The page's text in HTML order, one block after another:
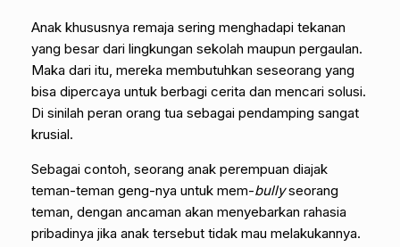
Anak khususnya remaja sering menghadapi tekanan
yang besar dari lingkungan sekolah maupun pergaulan.
Maka dari itu, mereka membutuhkan seseorang yang
bisa dipercaya untuk berbagi cerita dan mencari solusi.
Di sinilah peran orang tua sebagai pendamping sangat
krusial.
Sebagai contoh, seorang anak perempuan diajak
teman-teman geng-nya untuk mem-bullyseorang
teman, dengan ancaman akan menyebarkan rahasia
pribadinya jika anak tersebut tidak mau melakukannya.